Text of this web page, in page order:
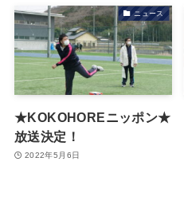
ニュース
★KOKOHOREニッポン★
放送決定！
2022年5月6日